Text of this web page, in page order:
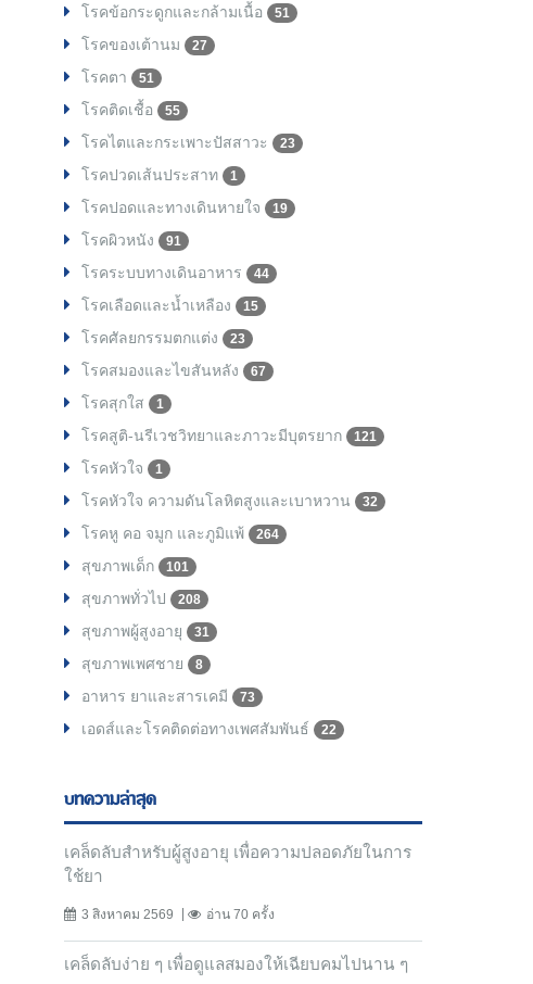
โรคข้อกระดูกและกล้ามเนื้อ 51
โรคของเต้านม 27
โรคตา 51
โรคติดเชื้อ 55
โรคไตและกระเพาะปัสสาวะ 23
โรคปวดเส้นประสาท 1
โรคปอดและทางเดินหายใจ 19
โรคผิวหนัง 91
โรคระบบทางเดินอาหาร 44
โรคเลือดและน้ำเหลือง 15
โรคศัลยกรรมตกแต่ง 23
โรคสมองและไขสันหลัง 67
โรคสุกใส 1
โรคสูติ-นรีเวชวิทยาและภาวะมีบุตรยาก 121
โรคหัวใจ 1
โรคหัวใจ ความดันโลหิตสูงและเบาหวาน 32
โรคหู คอ จมูก และภูมิแพ้ 264
สุขภาพเด็ก 101
สุขภาพทั่วไป 208
สุขภาพผู้สูงอายุ 31
สุขภาพเพศชาย 8
อาหาร ยาและสารเคมี 73
เอดส์และโรคติดต่อทางเพศสัมพันธ์ 22
บทความล่าสุด
เคล็ดลับสำหรับผู้สูงอายุ เพื่อความปลอดภัยในการ
ใช้ยา
3 สิงหาคม 2569 อ่าน 70 ครั้ง
เคล็ดลับง่าย ๆ เพื่อดูแลสมองให้เฉียบคมไปนาน ๆ